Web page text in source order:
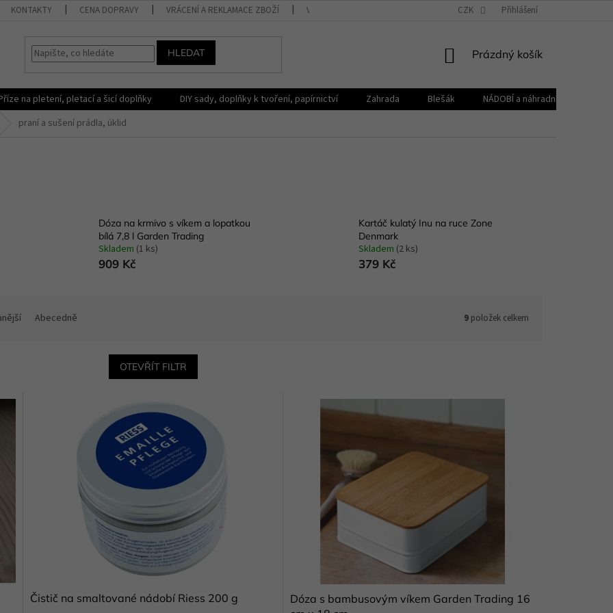
KONTAKTY CENA DOPRAVY VRÁCENÍ A REKLAMACE ZBOŽÍ VŠEOBECNÉ OBCHODNÍ PODMÍNKY REKLAMAČNÍ ŘÁD
CZK Přihlášení
HLEDAT
NÁKUPNÍ
Prázdný košík
na pletení, pletací a šicí doplňky DIY sady, doplňky k tvoření, papírnictví Zahrada Blešák
NÁDOBÍ a náhradní díly KELOmat
praní a sušení prádla, úklid
Dóza na krmivo s víkem a lopatkou
bílá 7,8 l Garden Trading
Skladem (1 ks)
909 Kč
Kartáč kulatý Inu na ruce Zone
Denmark
Skladem (2 ks)
379 Kč
Abecedně 9 položek celkem
OTEVŘÍT FILTR
Čistič na smaltované nádobí Riess 200 g
Dóza s bambusovým víkem Garden Trading 16